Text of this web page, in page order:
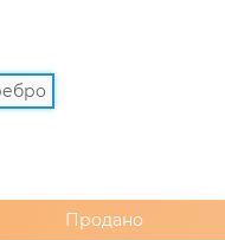
Продано